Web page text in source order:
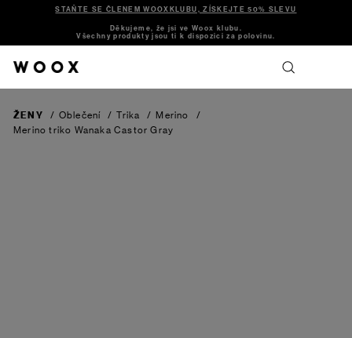
STAŇTE SE ČLENEM WOOXKLUBU, ZÍSKEJTE 50% SLEVU
Děkujeme, že jsi ve Woox klubu.
Všechny produkty jsou ti k dispozici za polovinu.
ŽENY / Oblečení / Trika / Merino
/
Merino triko Wanaka Castor Gray